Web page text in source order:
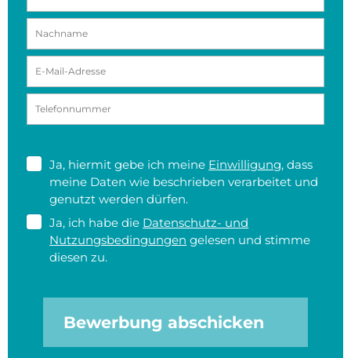
Ja, hiermit gebe ich meine Einwilligung, dass
meine Daten wie beschrieben verarbeitet und
genutzt werden dürfen.
Ja, ich habe die Datenschutz- und
Nutzungsbedingungen gelesen und stimme
diesen zu.
Bewerbung abschicken